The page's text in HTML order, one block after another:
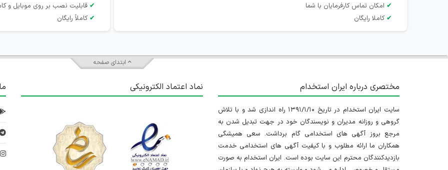
✔ امکان تماس کارفرمایان با شما
✔ کاملا رایگان
✔ قابلیت نصب بر روی موبایل و
✔ کاملاً رایگان
ابتدای صفحه
مختصری درباره ایران استخدام
سایت ایران استخدام در تاریخ ۱۳۹۱/۱/۱۰ راه اندازی شد و با تلاش
گروهی و روزانه مدیران و نویسندگان خود در جهت تبدیل شدن به
مرجع بروز آگهی های استخدامی گام برداشت. سعی همیشگی
همکاران ما ارائه مطلوب و با کیفیت آگهی های استخدامی خدمت
بازدیدکنندگان محترم این سایت بوده است. ایران استخدام به صورت
نماد اعتماد الکترونیکی